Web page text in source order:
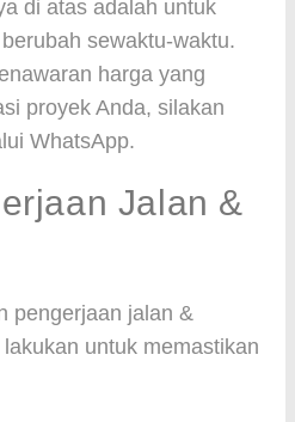
di atas adalah untuk
sewaktu-waktu.
harga yang
proyek Anda, silakan
WhatsApp.
Jalan &
pengerjaan jalan &
untuk memastikan